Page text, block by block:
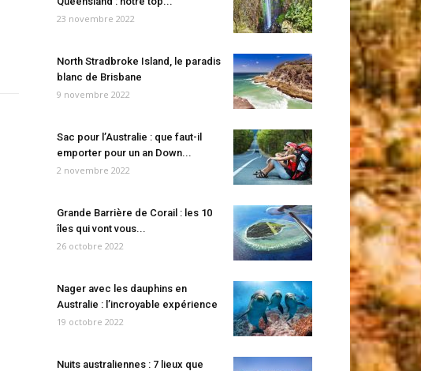
23 novembre 2022
North Stradbroke Island, le paradis
blanc de Brisbane
9 novembre 2022
Sac pour l’Australie : que faut-il
emporter pour un an Down...
2 novembre 2022
Grande Barrière de Corail : les 10
îles qui vont vous...
26 octobre 2022
Nager avec les dauphins en
Australie : l’incroyable expérience
19 octobre 2022
Nuits australiennes : 7 lieux que